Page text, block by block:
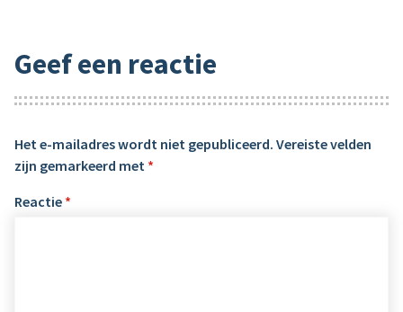
Geef een reactie
Het e-mailadres wordt niet gepubliceerd. Vereiste velden
zijn gemarkeerd met *
Reactie *